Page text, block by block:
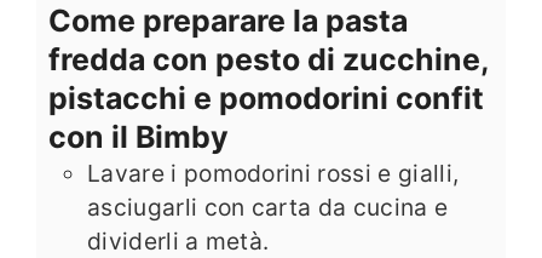
Come preparare la pasta
fredda con pesto di zucchine,
pistacchi e pomodorini confit
con il Bimby
Lavare i pomodorini rossi e gialli,
asciugarli con carta da cucina e
dividerli a metà.